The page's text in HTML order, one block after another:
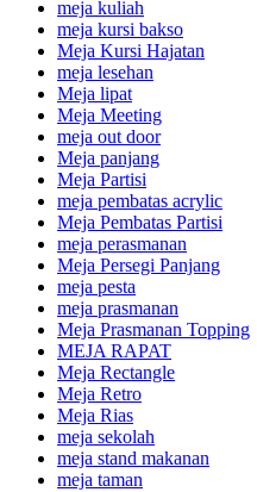
meja kuliah
meja kursi bakso
Meja Kursi Hajatan
meja lesehan
Meja lipat
Meja Meeting
meja out door
Meja panjang
Meja Partisi
meja pembatas acrylic
Meja Pembatas Partisi
meja perasmanan
Meja Persegi Panjang
meja pesta
meja prasmanan
Meja Prasmanan Topping
MEJA RAPAT
Meja Rectangle
Meja Retro
Meja Rias
meja sekolah
meja stand makanan
meja taman